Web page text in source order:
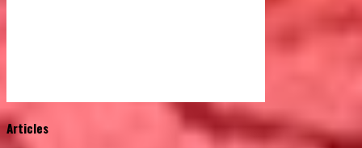
© Free VinaGecko.com
Articles